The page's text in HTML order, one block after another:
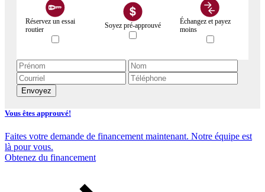
Réservez un essai
routier
Soyez pré-approuvé
Échangez et payez
moins
Envoyez
Vous êtes approuvé!
Faites votre demande de financement maintenant. Notre équipe est
là pour vous.
Obtenez du financement